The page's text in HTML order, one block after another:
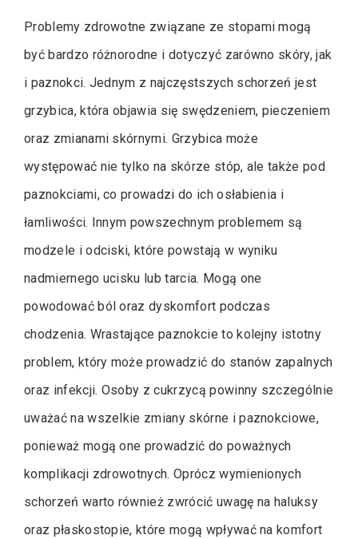
Problemy zdrowotne związane ze stopami mogą
być bardzo różnorodne i dotyczyć zarówno skóry, jak
i paznokci. Jednym z najczęstszych schorzeń jest
grzybica, która objawia się swędzeniem, pieczeniem
oraz zmianami skórnymi. Grzybica może
występować nie tylko na skórze stóp, ale także pod
paznokciami, co prowadzi do ich osłabienia i
łamliwości. Innym powszechnym problemem są
modzele i odciski, które powstają w wyniku
nadmiernego ucisku lub tarcia. Mogą one
powodować ból oraz dyskomfort podczas
chodzenia. Wrastające paznokcie to kolejny istotny
problem, który może prowadzić do stanów zapalnych
oraz infekcji. Osoby z cukrzycą powinny szczególnie
uważać na wszelkie zmiany skórne i paznokciowe,
ponieważ mogą one prowadzić do poważnych
komplikacji zdrowotnych. Oprócz wymienionych
schorzeń warto również zwrócić uwagę na haluksy
oraz płaskostopie, które mogą wpływać na komfort